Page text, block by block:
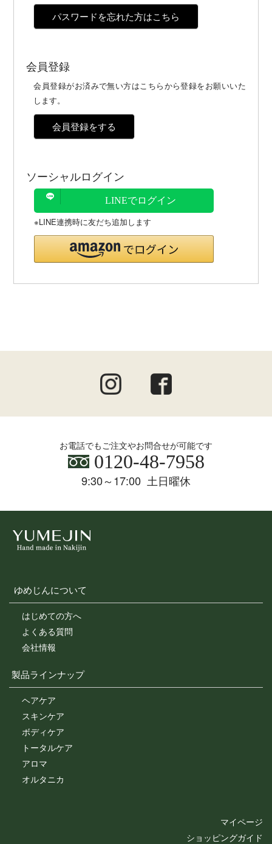
パスワードを忘れた方はこちら
会員登録
会員登録がお済みで無い方はこちらから登録をお願いいた
します。
会員登録をする
ソーシャルログイン
LINEでログイン
※LINE連携時に友だち追加します
お電話でもご注文やお問合せが可能です
0120-48-7958
9:30～17:00 土日曜休
ゆめじんについて
はじめての方へ
よくある質問
会社情報
製品ラインナップ
ヘアケア
スキンケア
ボディケア
トータルケア
アロマ
オルタニカ
マイページ
ショッピングガイド